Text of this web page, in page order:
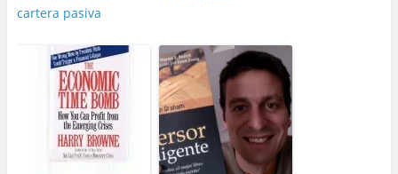
cartera pasiva